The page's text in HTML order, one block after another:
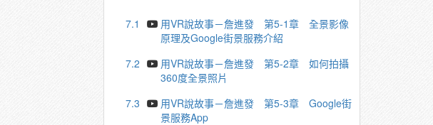
7.1
用VR說故事－詹進發 第5-1章 全景影像
原理及Google街景服務介紹
7.2
用VR說故事－詹進發 第5-2章 如何拍攝
360度全景照片
7.3
用VR說故事－詹進發 第5-3章 Google街
景服務App